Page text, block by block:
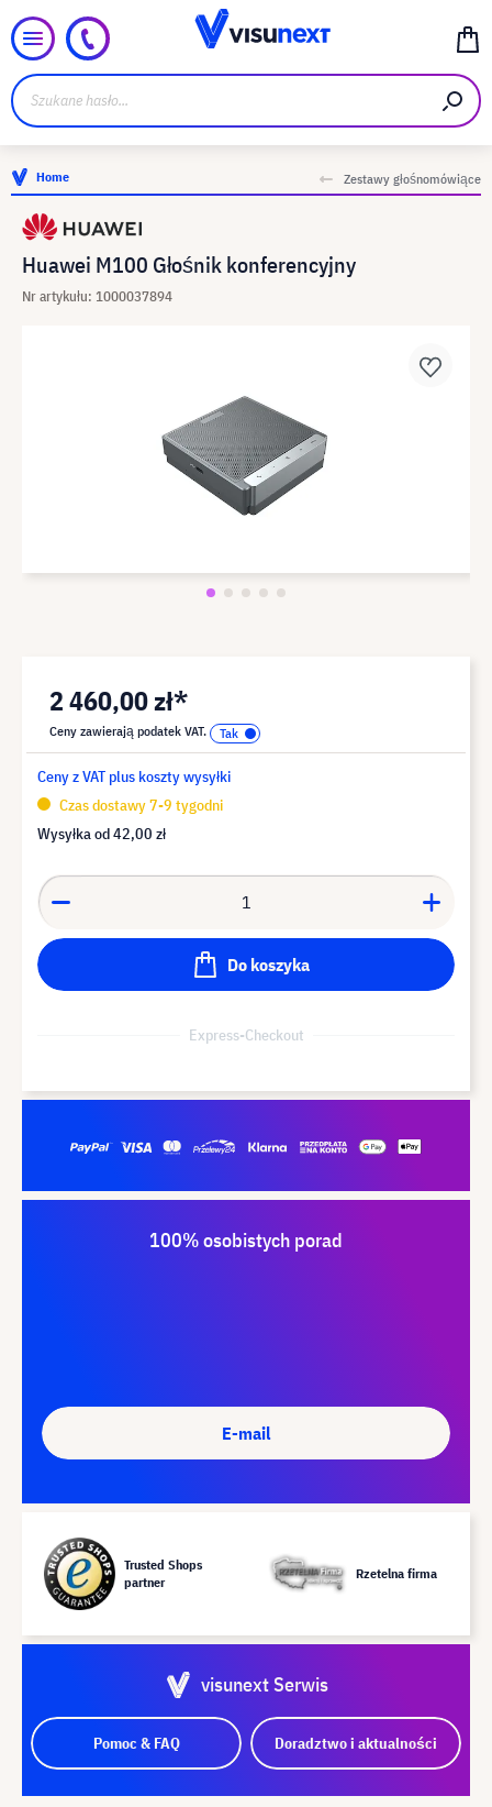
Home Zestawy głośnomówiące
Huawei M100 Głośnik konferencyjny
Nr artykułu: 1000037894
2 460,00 zł*
Ceny zawierają podatek VAT.
Ceny z VAT plus koszty wysyłki
Czas dostawy 7-9 tygodni
Wysyłka od42,00 zł
Do koszyka
Express-Checkout
100% osobistych porad
E-mail
Trusted Shops
partner
Rzetelna firma
visunext Serwis
Pomoc & FAQ Doradztwo i aktualności